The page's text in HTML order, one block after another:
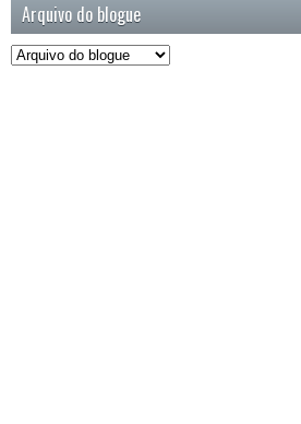
Arquivo do blogue